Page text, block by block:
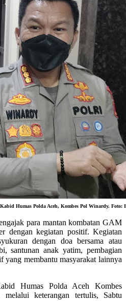
Kabid Humas Polda Aceh, Kombes Pol Winardy. Foto:
para mantan kombatan GAM
dengan kegiatan positif. Kegiatan
dengan doa bersama atau
santunan anak yatim, pembagian
yang membantu masyarakat lainnya
Humas Polda Aceh Kombes
melalui keterangan tertulis, Sabtu